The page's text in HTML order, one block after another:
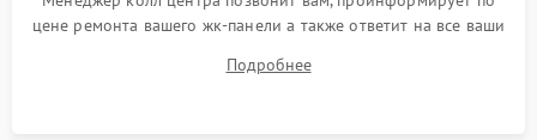
цене ремонта вашего жк-панели а также ответит на все ваши
Подробнее